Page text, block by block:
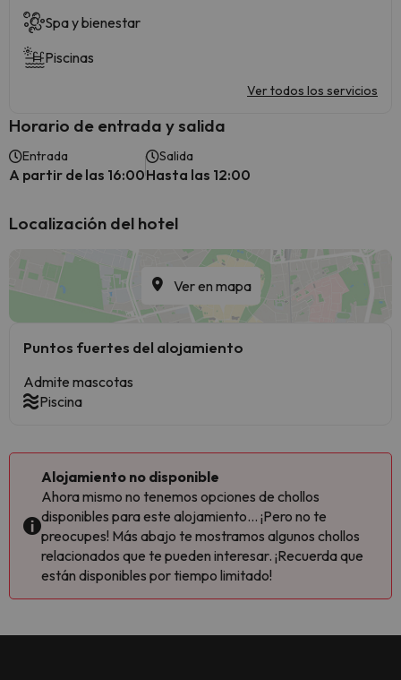
Spa y bienestar
Piscinas
Ver todos los servicios
Horario de entrada y salida
Entrada
A partir de las 16:00
Salida
Hasta las 12:00
Localización del hotel
Ver en mapa
Puntos fuertes del alojamiento
Admite mascotas
Piscina
Alojamiento no disponible
Ahora mismo no tenemos opciones de chollos
disponibles para este alojamiento... ¡Pero no te
preocupes! Más abajo te mostramos algunos chollos
relacionados que te pueden interesar. ¡Recuerda que
están disponibles por tiempo limitado!